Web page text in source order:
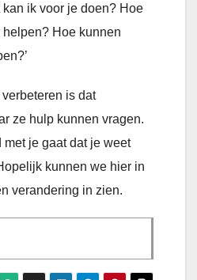
kan ik voor je doen? Hoe
Hoe kunnen
is dat
ze hulp kunnen vragen.
met je gaat dat je weet
kunnen we hier in
verandering in zien.